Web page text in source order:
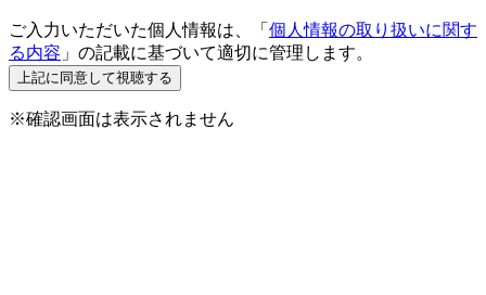
ご入力いただいた個人情報は、「 個人情報の取り扱いに関す
る内容 」の記載に基づいて適切に管理します。
※確認画面は表示されません